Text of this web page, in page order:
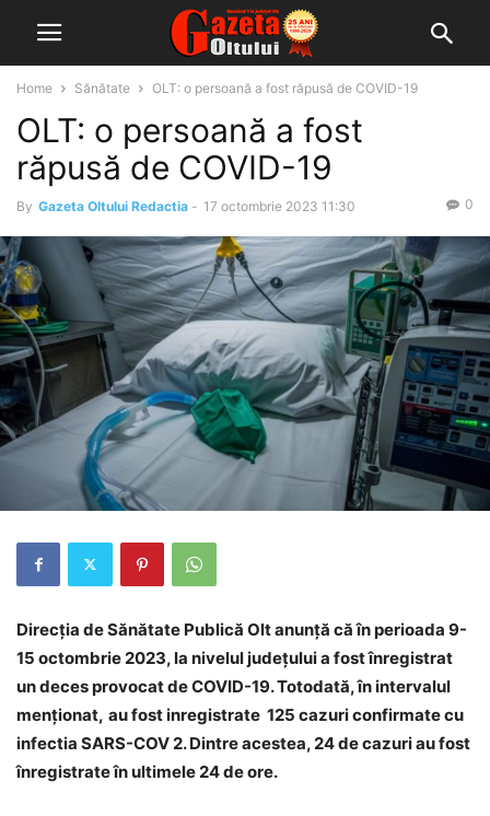
Home Sănătate OLT: o persoană a fost răpusă de COVID-19
OLT: o persoană a fost
răpusă de COVID-19
By Gazeta Oltului Redactia - 17 octombrie 2023 11:30 0
Direcţia de Sănătate Publică Olt anunță că în perioada 9-
15 octombrie 2023, la nivelul județului a fost înregistrat
un deces provocat de COVID-19. Totodată, în intervalul
menționat, au fost inregistrate 125 cazuri confirmate cu
infectia SARS-COV 2. Dintre acestea, 24 de cazuri au fost
înregistrate în ultimele 24 de ore.